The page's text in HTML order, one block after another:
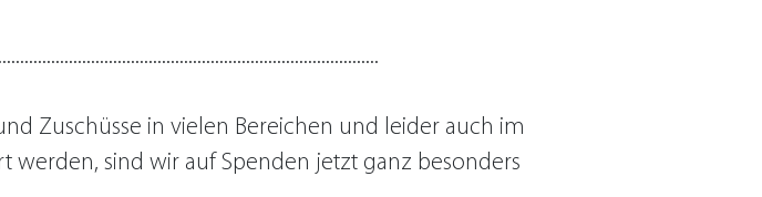
Zuschüsse in vielen Bereichen und leider auch im
werden, sind wir auf Spenden jetzt ganz besonders